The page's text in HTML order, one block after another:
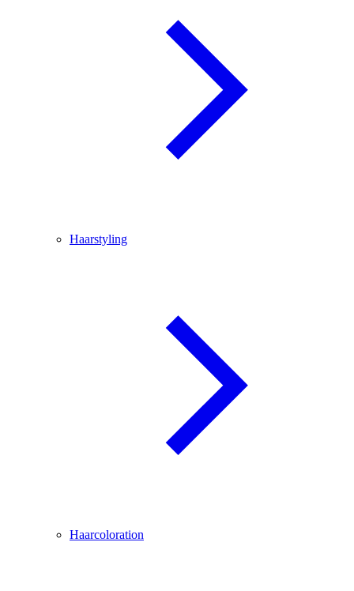
Haarstyling
Haarcoloration